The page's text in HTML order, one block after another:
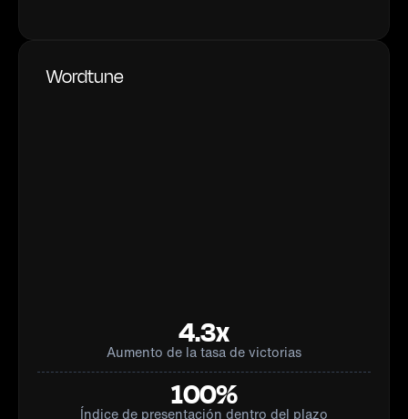
Wordtune
4.3x
Aumento de la tasa de victorias
100%
Índice de presentación dentro del plazo